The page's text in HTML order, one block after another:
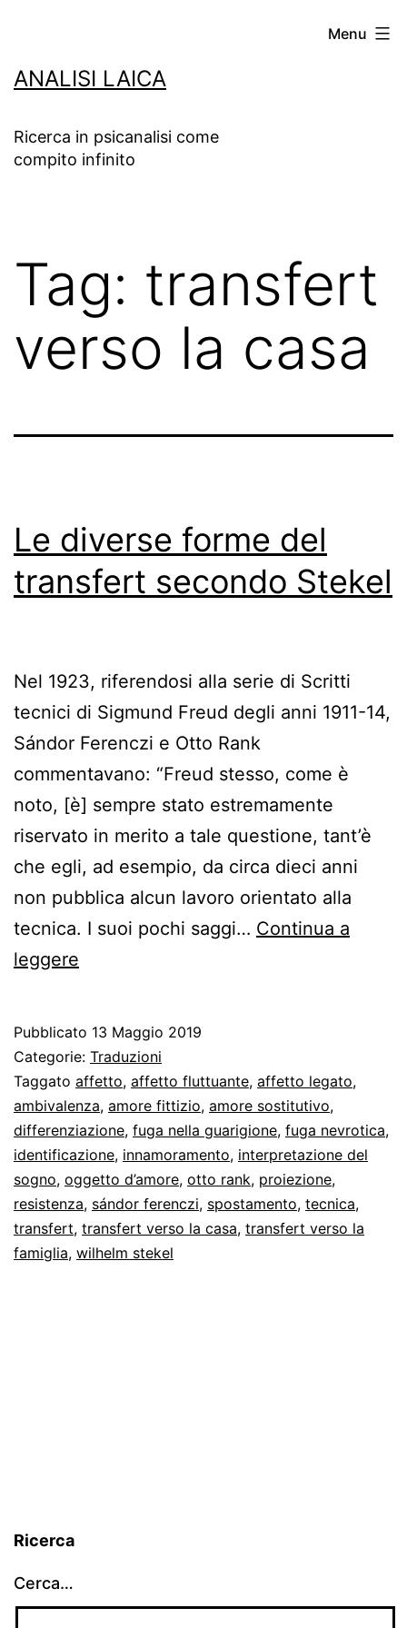
contenuto
ANALISI LAICA
Ricerca in psicanalisi come
compito infinito
Menu
Tag: transfert
verso la casa
Le diverse forme del
transfert secondo Stekel
Nel 1923, riferendosi alla serie di Scritti
tecnici di Sigmund Freud degli anni 1911-14,
Sándor Ferenczi e Otto Rank
commentavano: “Freud stesso, come è
noto, [è] sempre stato estremamente
riservato in merito a tale questione, tant’è
che egli, ad esempio, da circa dieci anni
non pubblica alcun lavoro orientato alla
tecnica. I suoi pochi saggi… Continua a
leggere
del
transfert
secondo
Stekel
Pubblicato 13 Maggio 2019
Categorie: Traduzioni
Taggato affetto, affetto fluttuante, affetto legato,
ambivalenza, amore fittizio, amore sostitutivo,
differenziazione, fuga nella guarigione, fuga nevrotica,
identificazione, innamoramento, interpretazione del
sogno, oggetto d’amore, otto rank, proiezione,
resistenza, sándor ferenczi, spostamento, tecnica,
transfert, transfert verso la casa, transfert verso la
famiglia, wilhelm stekel
Ricerca
Cerca…